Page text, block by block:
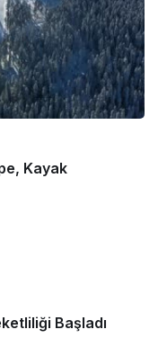
Kayak
Başladı